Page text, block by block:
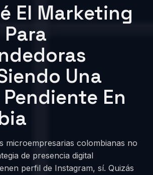
El Marketing
Una
En
microempresarias colombianas no
de presencia digital
perfil de Instagram, sí. Quizás